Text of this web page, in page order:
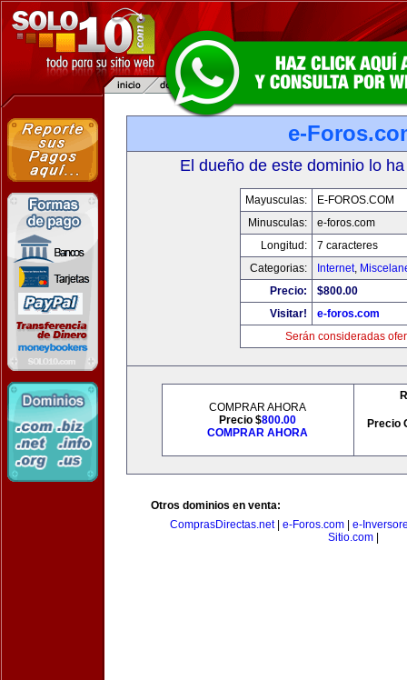
e-
El dueño de este dominio lo
Mayusculas:
E-FOROS.COM
Minusculas:
e-foros.com
Longitud:
7 caracteres
Categorias:
Internet,
Precio:
$800.00
Visitar!
e-foros.com
Serán consideradas
COMPRAR AHORA
Precio $800.00
COMPRAR AHORA
Precio
Otros dominios en venta:
ComprasDirectas.net| e-Foros.com
e-
Sitio.com